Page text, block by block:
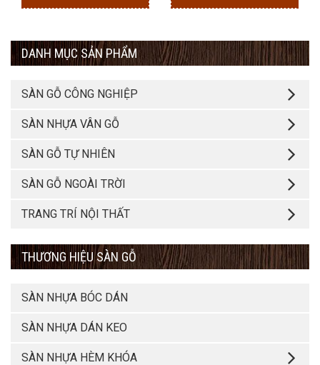
DANH MỤC SẢN PHẨM
SÀN GỖ CÔNG NGHIỆP
SÀN NHỰA VÂN GỖ
SÀN GỖ TỰ NHIÊN
SÀN GỖ NGOÀI TRỜI
TRANG TRÍ NỘI THẤT
THƯƠNG HIỆU SÀN GỖ
SÀN NHỰA BÓC DÁN
SÀN NHỰA DÁN KEO
SÀN NHỰA HÈM KHÓA